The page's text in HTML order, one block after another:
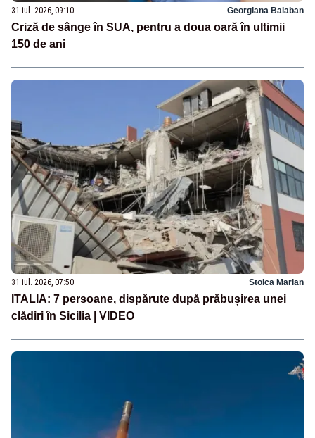
31 iul. 2026, 09:10 Georgiana Balaban
Criză de sânge în SUA, pentru a doua oară în ultimii
150 de ani
31 iul. 2026, 07:50 Stoica Marian
ITALIA: 7 persoane, dispărute după prăbușirea unei
clădiri în Sicilia | VIDEO